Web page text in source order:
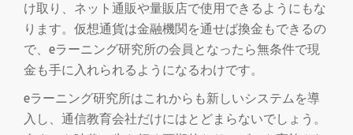
け取り、ネット通販や量販店で使用できるようにもな
ります。仮想通貨は金融機関を通せば換金もできるの
で、eラーニング研究所の会員となったら無条件で現
金も手に入れられるようになるわけです。
eラーニング研究所はこれからも新しいシステムを導
入し、通信教育会社だけにはとどまらないでしょう。